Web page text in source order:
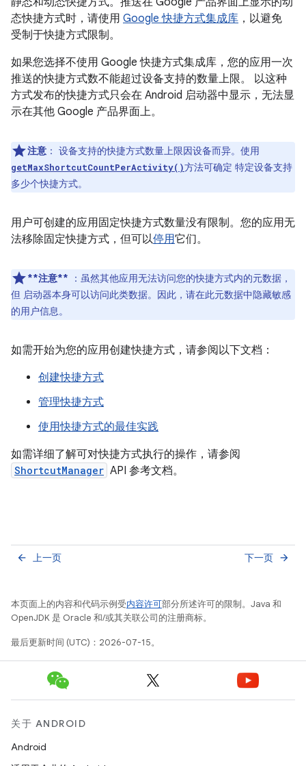
态快捷方式时，请使用 Google 快捷方式集成库 ，以避免
受制于快捷方式限制。
如果您选择不使用 Google 快捷方式集成库，您的应用一次
推送的快捷方式数不能超过设备支持的数量上限。 以这种
方式发布的快捷方式只会在 Android 启动器中显示，无法显
示在其他 Google 产品界面上。
注意 ： 设备支持的快捷方式数量上限因设备而异。使用
getMaxShortcutCountPerActivity()方法可确定 特定设备支持
多少个快捷方式。
用户可创建的应用固定快捷方式数量没有限制。您的应用无
法移除固定快捷方式，但可以停用它们。
**注意** ：虽然其他应用无法访问您的快捷方式内的元数据，
但 启动器本身可以访问此类数据。因此，请在此元数据中隐藏敏感
的用户信息。
如需开始为您的应用创建快捷方式，请参阅以下文档：
创建快捷方式
管理快捷方式
使用快捷方式的最佳实践
如需详细了解可对快捷方式执行的操作，请参阅
ShortcutManager API 参考文档。
上一页
arrow_back 下一页 arrow_forward
本页面上的内容和代码示例受内容许可部分所述许可的限制。Java 和
OpenJDK 是 Oracle 和/或其关联公司的注册商标。
最后更新时间 (UTC)：2026-07-15。
关于 ANDROID
Android